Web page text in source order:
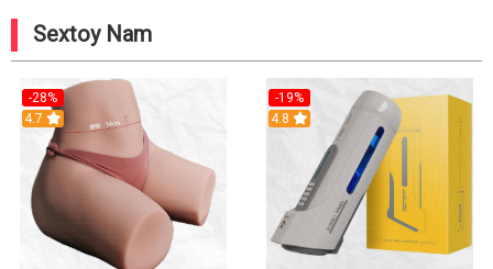
Sextoy Nam
-28%
4.7
-19%
Hot
4.8